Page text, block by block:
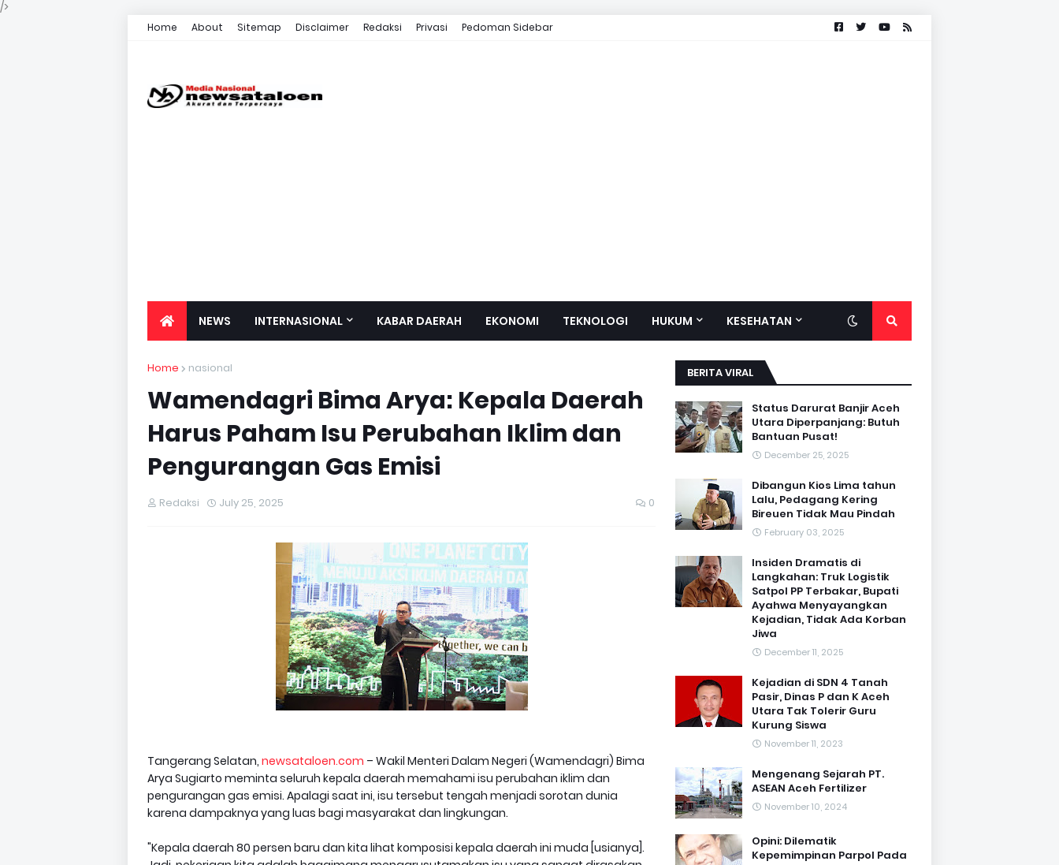
/>
Home About Sitemap Disclaimer Redaksi Privasi Pedoman Sidebar
NEWS INTERNASIONAL KABAR DAERAH EKONOMI TEKNOLOGI HUKUM KESEHATAN
Home nasional
Wamendagri Bima Arya: Kepala Daerah
Harus Paham Isu Perubahan Iklim dan
Pengurangan Gas Emisi
Redaksi July 25, 2025 0
Tangerang Selatan, newsataloen.com – Wakil Menteri Dalam Negeri (Wamendagri) Bima
Arya Sugiarto meminta seluruh kepala daerah memahami isu perubahan iklim dan
pengurangan gas emisi. Apalagi saat ini, isu tersebut tengah menjadi sorotan dunia
karena dampaknya yang luas bagi masyarakat dan lingkungan.
"Kepala daerah 80 persen baru dan kita lihat komposisi kepala daerah ini muda [usianya].
BERITA VIRAL
Status Darurat Banjir Aceh
Utara Diperpanjang: Butuh
Bantuan Pusat!
December 25, 2025
Dibangun Kios Lima tahun
Lalu, Pedagang Kering
Bireuen Tidak Mau Pindah
February 03, 2025
Insiden Dramatis di
Langkahan: Truk Logistik
Satpol PP Terbakar, Bupati
Ayahwa Menyayangkan
Kejadian, Tidak Ada Korban
Jiwa
December 11, 2025
Kejadian di SDN 4 Tanah
Pasir, Dinas P dan K Aceh
Utara Tak Tolerir Guru
Kurung Siswa
November 11, 2023
Mengenang Sejarah PT.
ASEAN Aceh Fertilizer
November 10, 2024
Opini: Dilematik
Kepemimpinan Parpol Pada